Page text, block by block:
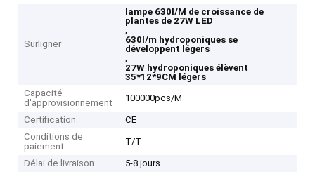
Surligner
lampe 630l/M de croissance de
plantes de 27W LED
,
630l/m hydroponiques se
développent légers
,
27W hydroponiques élèvent
35*12*9CM légers
Capacité
d'approvisionnement
100000pcs/M
Certification
CE
Conditions de
paiement
T/T
Délai de livraison 5-8 jours